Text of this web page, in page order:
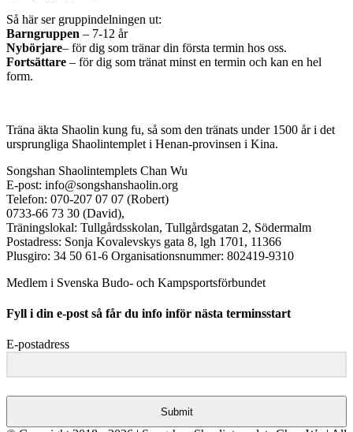
Så här ser gruppindelningen ut:
Barngruppen – 7-12 år
Nybörjare– för dig som tränar din första termin hos oss.
Fortsättare – för dig som tränat minst en termin och kan en hel
form.
Träna äkta Shaolin kung fu, så som den tränats under 1500 år i det
ursprungliga Shaolintemplet i Henan-provinsen i Kina.
Songshan Shaolintemplets Chan Wu
E-post: info@songshanshaolin.org
Telefon: 070-207 07 07 (Robert)
0733-66 73 30 (David),
Träningslokal: Tullgårdsskolan, Tullgårdsgatan 2, Södermalm
Postadress: Sonja Kovalevskys gata 8, lgh 1701, 11366
Plusgiro: 34 50 61-6 Organisationsnummer: 802419-9310
Medlem i Svenska Budo- och Kampsportsförbundet
Fyll i din e-post så får du info inför nästa terminsstart
E-postadress
Submit